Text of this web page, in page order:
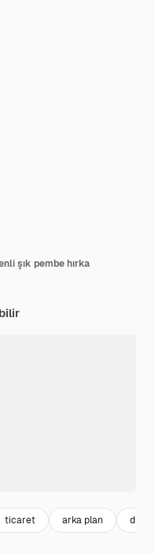
şık pembe hırka
ticaret arka plan düz